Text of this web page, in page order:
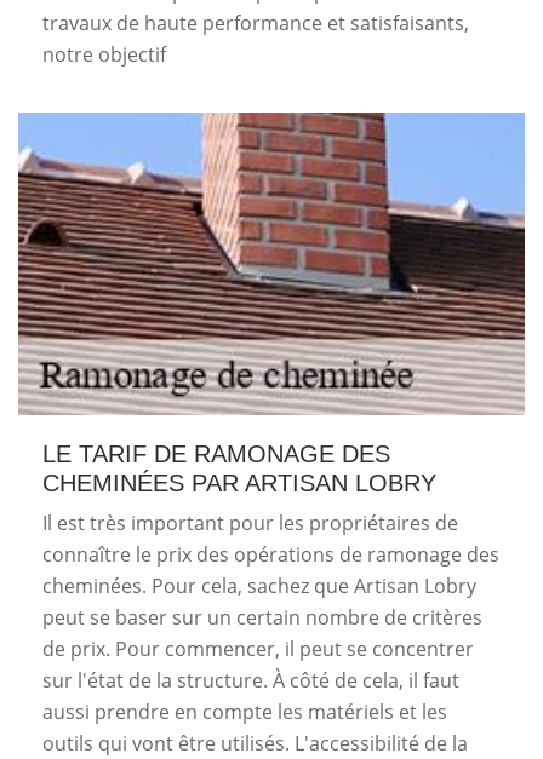
travaux de haute performance et satisfaisants,
notre objectif
LE TARIF DE RAMONAGE DES
CHEMINÉES PAR ARTISAN LOBRY
Il est très important pour les propriétaires de
connaître le prix des opérations de ramonage des
cheminées. Pour cela, sachez que Artisan Lobry
peut se baser sur un certain nombre de critères
de prix. Pour commencer, il peut se concentrer
sur l'état de la structure. À côté de cela, il faut
aussi prendre en compte les matériels et les
outils qui vont être utilisés. L'accessibilité de la